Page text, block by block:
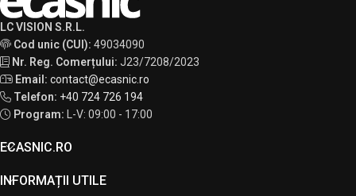
LC VISION S.R.L.
Cod unic (CUI): 49034090
Nr. Reg. Comerțului: J23/7208/2023
Email: contact@ecasnic.ro
Telefon: +40 724 726 194
Program:
L-V: 09:00 - 17:00
ECASNIC.RO
INFORMAȚII UTILE